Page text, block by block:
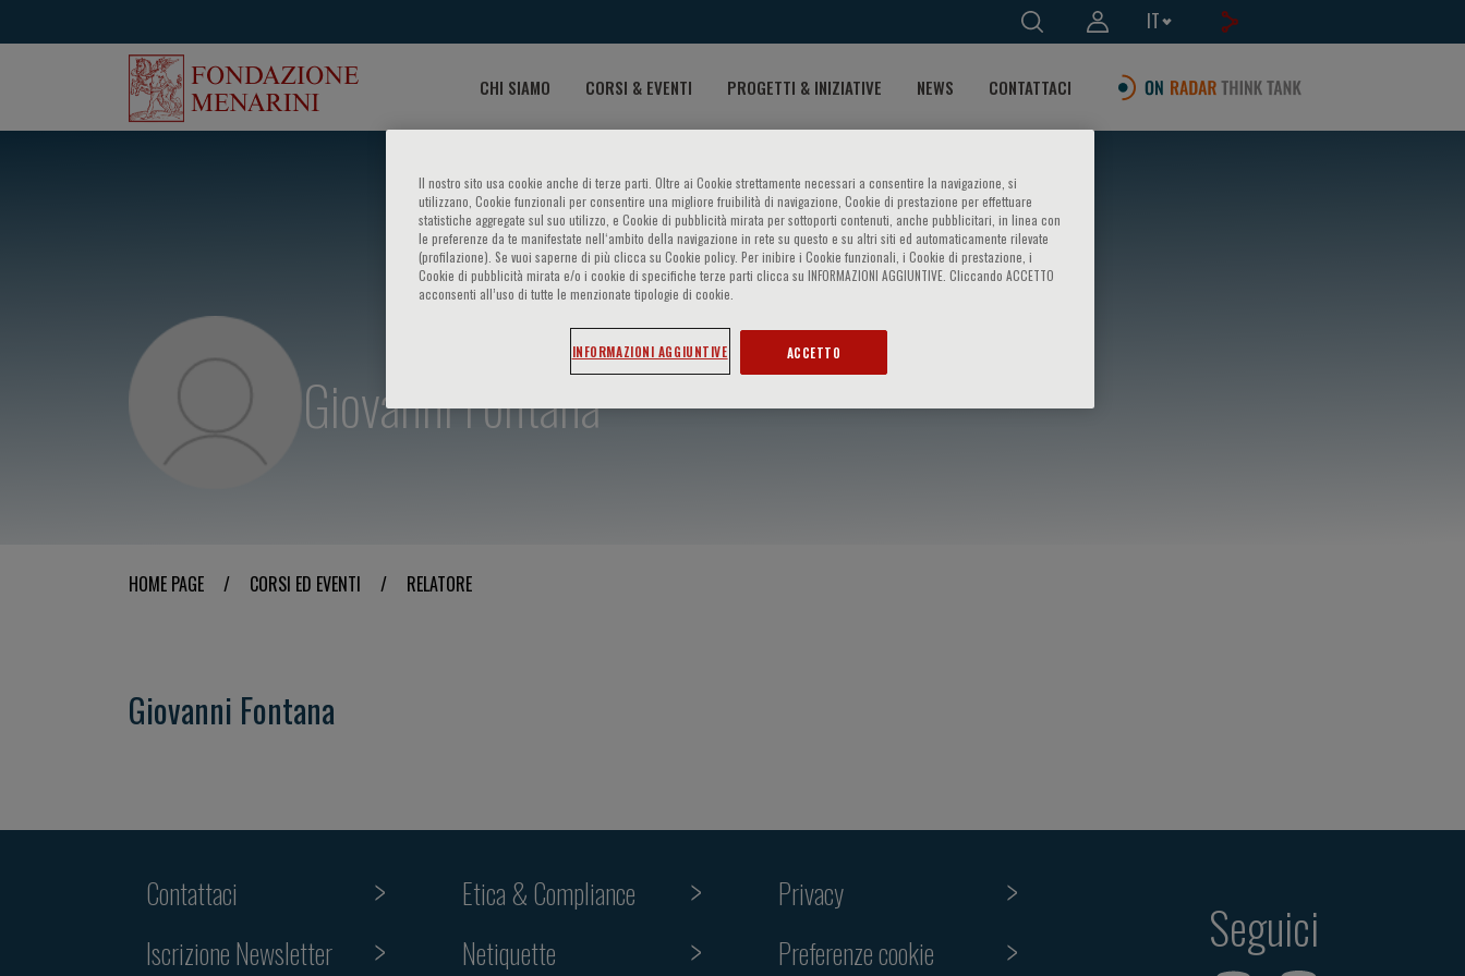
IT
CHI SIAMO CORSI & EVENTI PROGETTI & INIZIATIVE NEWS CONTATTACI
Giovanni Fontana
HOME PAGE / CORSI ED EVENTI / RELATORE
Giovanni Fontana
Contattaci
Iscrizione Newsletter
Etica & Compliance
Netiquette
Privacy
Preferenze cookie
Seguici
Il nostro sito usa cookie anche di terze parti. Oltre ai Cookie strettamente necessari a consentire la navigazione, si
utilizzano, Cookie funzionali per consentire una migliore fruibilità di navigazione, Cookie di prestazione per effettuare
statistiche aggregate sul suo utilizzo, e Cookie di pubblicità mirata per sottoporti contenuti, anche pubblicitari, in linea con
le preferenze da te manifestate nell‘ambito della navigazione in rete su questo e su altri siti ed automaticamente rilevate
(profilazione). Se vuoi saperne di più clicca su Cookie policy. Per inibire i Cookie funzionali, i Cookie di prestazione, i
Cookie di pubblicità mirata e/o i cookie di specifiche terze parti clicca su INFORMAZIONI AGGIUNTIVE. Cliccando ACCETTO
acconsenti all’uso di tutte le menzionate tipologie di cookie.
INFORMAZIONI AGGIUNTIVE ACCETTO